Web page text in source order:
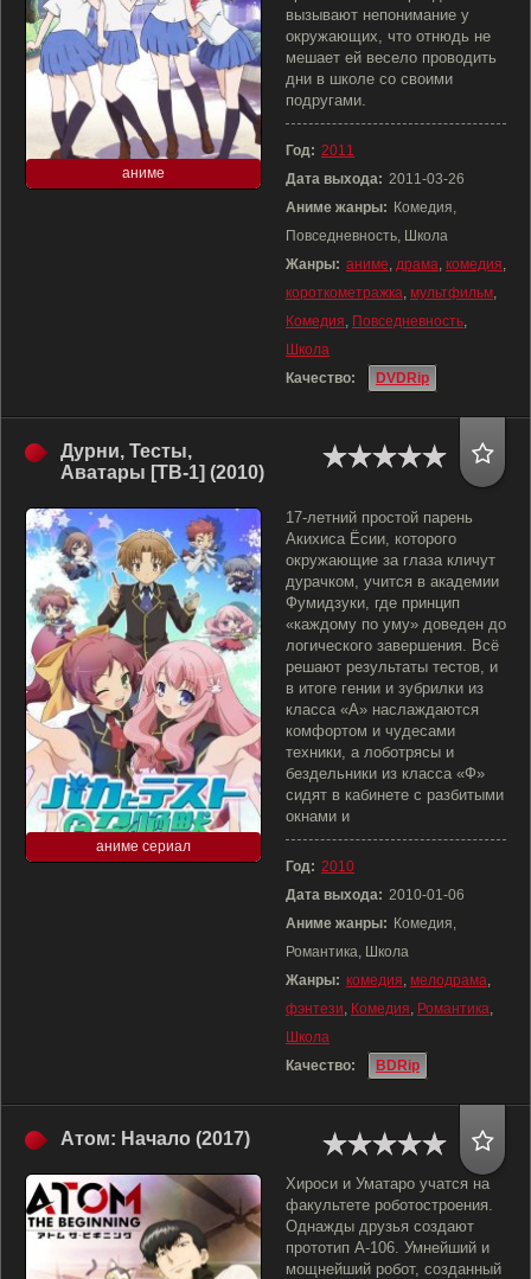
аниме
вызывают непонимание у
окружающих, что отнюдь не
мешает ей весело проводить
дни в школе со своими
подругами.
Год: 2011
Дата выхода: 2011-03-26
Аниме жанры: Комедия,
Повседневность, Школа
Жанры: аниме, драма, комедия,
короткометражка, мультфильм,
Комедия, Повседневность,
Школа
Качество:
DVDRip
Дурни, Тесты,
Аватары [ТВ-1] (2010)
аниме сериал
17-летний простой парень
Акихиса Ёсии, которого
окружающие за глаза кличут
дурачком, учится в академии
Фумидзуки, где принцип
«каждому по уму» доведен до
логического завершения. Всё
решают результаты тестов, и
в итоге гении и зубрилки из
класса «А» наслаждаются
комфортом и чудесами
техники, а лоботрясы и
бездельники из класса «Ф»
сидят в кабинете с разбитыми
окнами и
Год: 2010
Дата выхода: 2010-01-06
Аниме жанры: Комедия,
Романтика, Школа
Жанры: комедия, мелодрама,
фэнтези, Комедия, Романтика,
Школа
Качество:
BDRip
Атом: Начало (2017)
Хироси и Уматаро учатся на
факультете роботостроения.
Однажды друзья создают
прототип А-106. Умнейший и
мощнейший робот, созданный